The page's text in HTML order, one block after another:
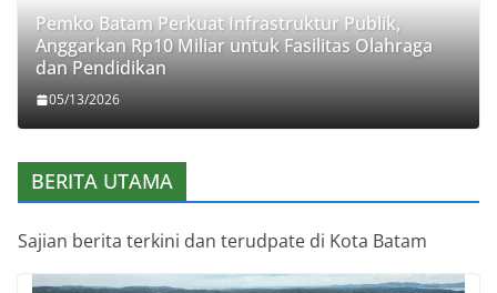
Pemko Batam Perkuat Infrastruktur Publik,
Anggarkan Rp10 Miliar untuk Fasilitas Olahraga
dan Pendidikan
05/13/2026
BERITA UTAMA
Sajian berita terkini dan terudpate di Kota Batam